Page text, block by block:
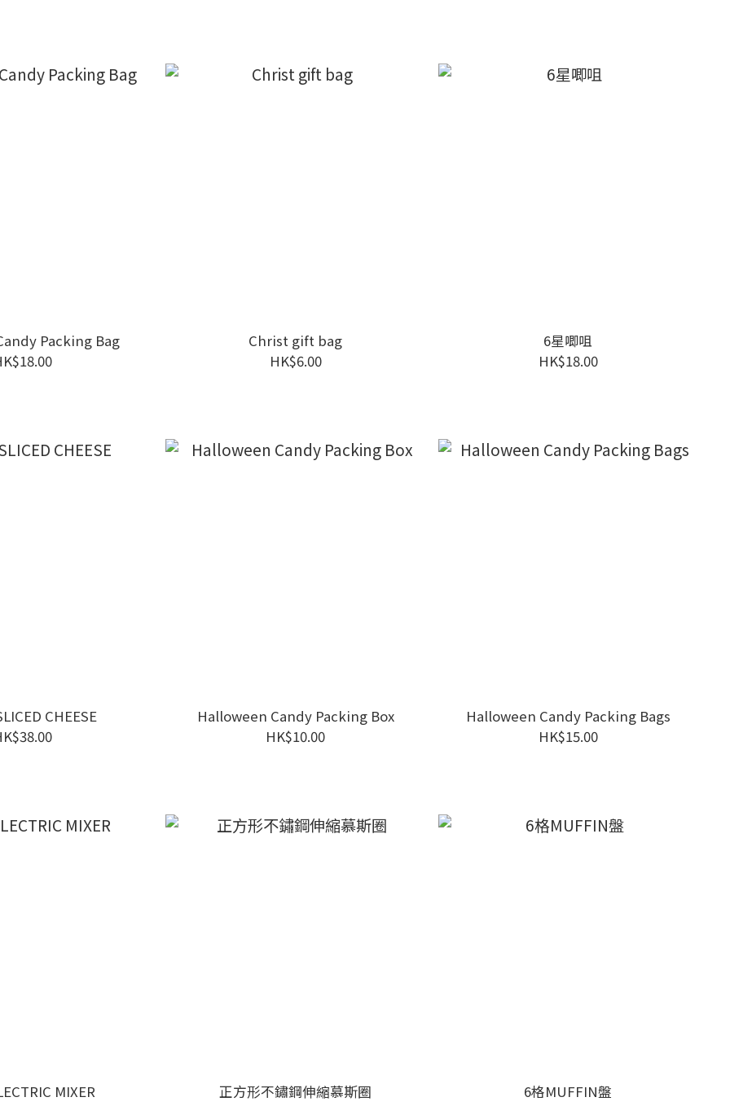
Packing Bag
Christ gift bag
HK$6.00
6星唧咀
HK$18.00
CHEESE
Halloween Candy Packing Box
HK$10.00
Halloween Candy Packing Bags
HK$15.00
MIXER
正方形不鏽鋼伸縮慕斯圈
6格MUFFIN盤